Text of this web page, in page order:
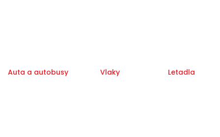
Auta a autobusy Vlaky Letadla